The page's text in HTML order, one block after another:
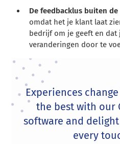
De feedbacklus buiten de
omdat het je klant laat
bedrijf om je geeft en dat
veranderingen door te
Experiences
the best with our
software and
every